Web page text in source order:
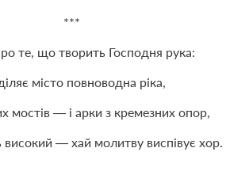
***
те, що творить Господня рука:
місто повноводна ріка,
мостів — і арки з кремезних опор,
— хай молитву виспівує хор.